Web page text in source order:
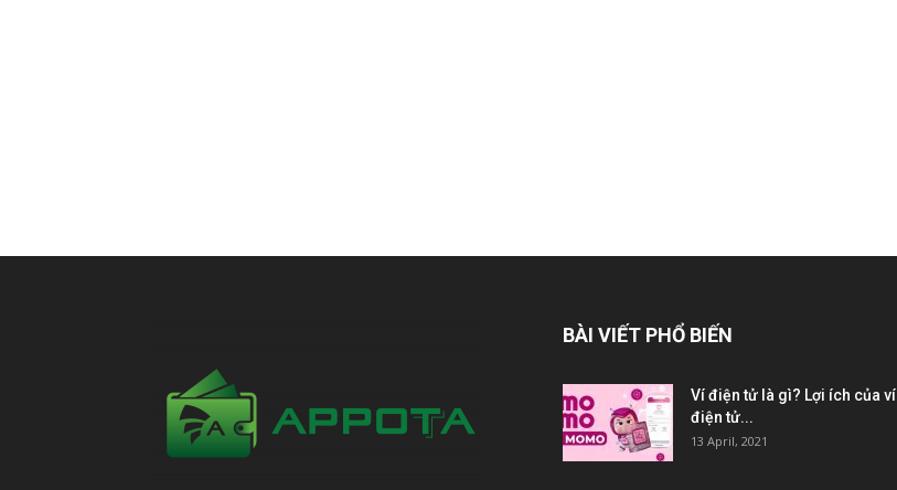
BÀI VIẾT PHỔ BIẾN
Ví điện tử là gì? Lợi ích của ví
điện tử...
13 April, 2021